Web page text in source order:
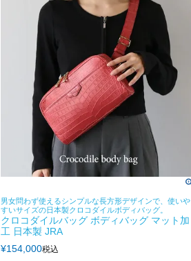
男女問わず使えるシンプルな長方形デザインで、使いや
すいサイズの日本製クロコダイルボディバッグ。
クロコダイルバッグ ボディバッグ マット加
工 日本製 JRA
¥154,000税込